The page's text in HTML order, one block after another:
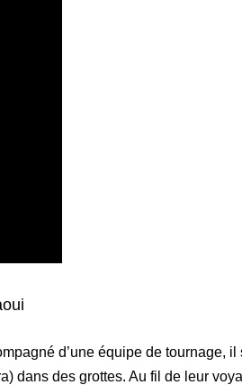
d’une équipe de tournage,
dans des grottes. Au fil de leur